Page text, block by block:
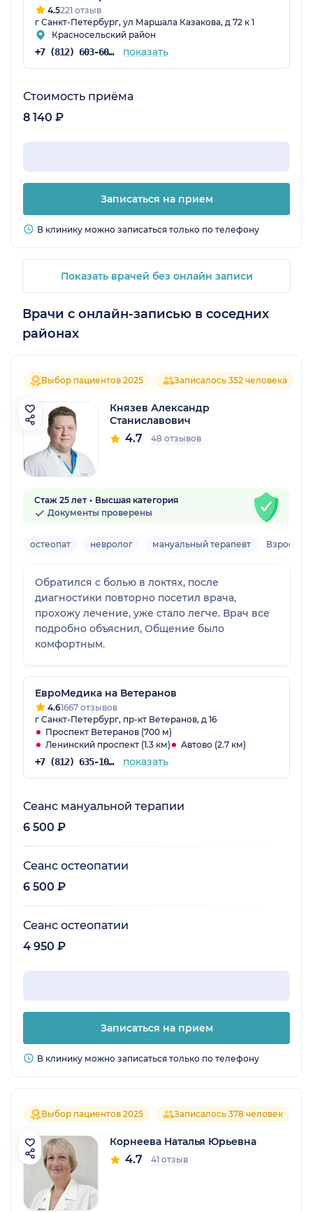
4.5221 отзыв
г Санкт-Петербург, ул Маршала Казакова, д 72 к 1
Красносельский район
+7 (812) 603-60-42 показать
Стоимость приёма
8 140 ₽
Записаться на прием
В клинику можно записаться только по телефону
Показать врачей без онлайн записи
Врачи с онлайн-записью в соседних
районах
Выбор пациентов 2025 Записалось 352 человека
Князев Александр
Станиславович
4.7 48 отзывов
Стаж 25 лет
Высшая категория
Документы проверены
остеопат невролог мануальный терапевт Взрослый
Обратился с болью в локтях, после
диагностики повторно посетил врача,
прохожу лечение, уже стало легче. Врач все
подробно объяснил, Общение было
комфортным.
ЕвроМедика на Ветеранов
4.61667 отзывов
г Санкт-Петербург, пр-кт Ветеранов, д 16
Проспект Ветеранов (700 м)
Ленинский проспект (1.3 км)
Автово (2.7 км)
+7 (812) 635-10-38 показать
Сеанс мануальной терапии
6 500 ₽
Сеанс остеопатии
6 500 ₽
Сеанс остеопатии
4 950 ₽
Записаться на прием
В клинику можно записаться только по телефону
Выбор пациентов 2025 Записалось 378 человек
Корнеева Наталья Юрьевна
4.7 41 отзыв